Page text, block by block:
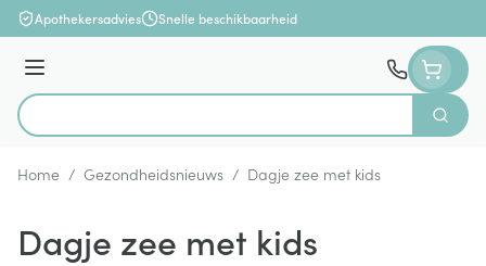
Ga naar de inhoud
Apothekersadvies Snelle beschikbaarheid
Menu
Product, merk, categorie...
Zoek
Home / Gezondheidsnieuws / Dagje zee met kids
Dagje zee met kids